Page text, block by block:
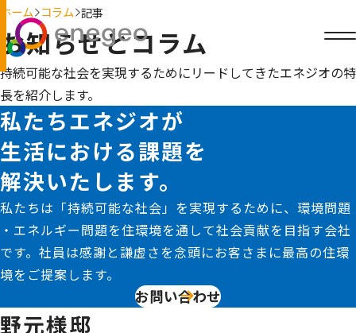
ホーム コラム 記事
お知らせとコラム
持続可能な社会を実現するためにリードしてきたエネジオの特
長を紹介します。
私たちエネジオが
生活における課題を
解決いたします。
私たちは「持続可能な社会」を実現するために、環境問題
・エネルギー問題を住環境を通して社会貢献を目指す会社
です。社員は感謝と謙虚さを念頭にお客さまに最高の住環
境をご提案します。
お問い合わせ
野元様邸